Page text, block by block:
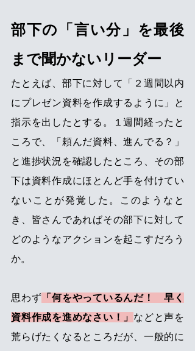
部下の「言い分」を最後
まで聞かないリーダー
たとえば、部下に対して「２週間以内
にプレゼン資料を作成するように」と
指示を出したとする。１週間経ったと
ころで、「頼んだ資料、進んでる？」
と進捗状況を確認したところ、その部
下は資料作成にほとんど手を付けてい
ないことが発覚した。このようなと
き、皆さんであればその部下に対して
どのようなアクションを起こすだろう
か。
思わず 「何をやっているんだ！　早く
資料作成を進めなさい！」 などと声を
荒らげたくなるところだが、一般的に